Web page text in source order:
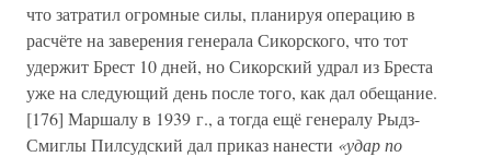
что затратил огромные силы, планируя операцию в
расчёте на заверения генерала Сикорского, что тот
удержит Брест 10 дней, но Сикорский удрал из Бреста
уже на следующий день после того, как дал обещание.
[176] Маршалу в 1939 г., а тогда ещё генералу Рыдз-
Смиглы Пилсудский дал приказ нанести «удар по